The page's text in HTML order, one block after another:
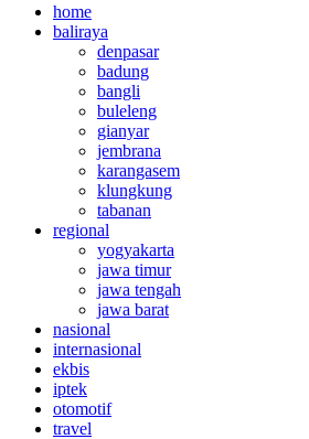
home
baliraya
denpasar
badung
bangli
buleleng
gianyar
jembrana
karangasem
klungkung
tabanan
regional
yogyakarta
jawa timur
jawa tengah
jawa barat
nasional
internasional
ekbis
iptek
otomotif
travel